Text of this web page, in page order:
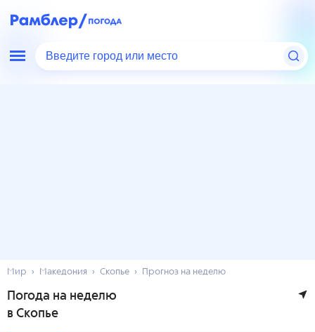
Введите город или место
Мир Македония Скопье Прогноз на неделю
Погода на неделю
в Скопье